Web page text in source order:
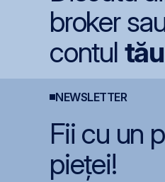
broker
contul tău
NEWSLETTER
Fii cu un
pieței!